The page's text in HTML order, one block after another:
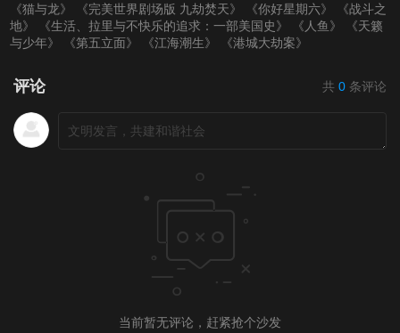
《猫与龙》
《完美世界剧场版 九劫焚天》 《你好星期六》
《战斗之
地》
《生活、拉里与不快乐的追求：一部美国史》 《人鱼》
《天籁
与少年》
《第五立面》 《江海潮生》 《港城大劫案》
评论 共 0 条评论
当前暂无评论，赶紧抢个沙发